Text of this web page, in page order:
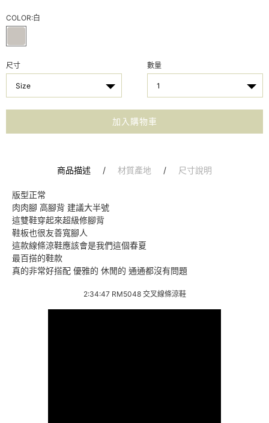
COLOR:白
尺寸
Size
數量
1
加入購物車
商品描述 / 材質產地 / 尺寸說明
版型正常
肉肉腳 高腳背 建議大半號
這雙鞋穿起來超級修腳背
鞋板也很友善寬腳人
這款線條涼鞋應該會是我們這個春夏
最百搭的鞋款
真的非常好搭配 優雅的 休閒的 通通都沒有問題
2:34:47 RM5048 交叉線條涼鞋